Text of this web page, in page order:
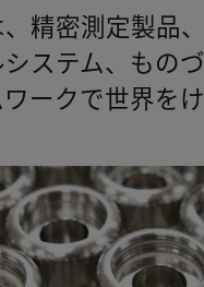
精密測定製品
ステム、もの
ークで世界を